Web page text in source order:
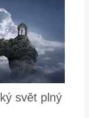
svět plný